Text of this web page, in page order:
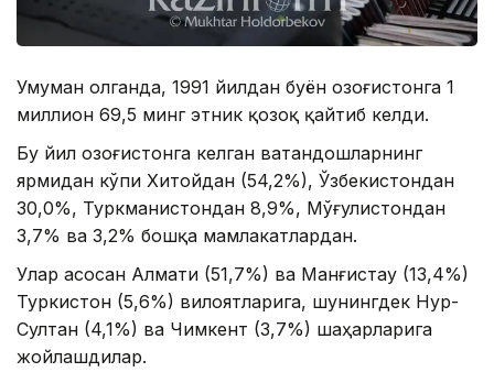
Умуман олганда, 1991 йилдан буён Қозоғистонга 1
миллион 69,5 минг этник қозоқ қайтиб келди.
Бу йил Қозоғистонга келган ватандошларнинг
ярмидан кўпи Хитойдан (54,2%), Ўзбекистондан
30,0%, Туркманистондан 8,9%, Мўғулистондан
3,7% ва 3,2% бошқа мамлакатлардан.
Улар асосан Алмати (51,7%) ва Манғистау (13,4%)
Туркистон (5,6%) вилоятларига, шунингдек Нур-
Султан (4,1%) ва Чимкент (3,7%) шаҳарларига
жойлашдилар.